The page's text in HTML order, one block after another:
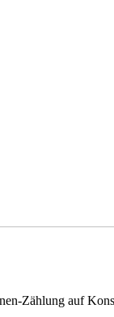
Zählung auf